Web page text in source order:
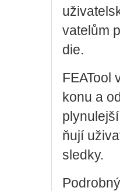
va­te­lům
die.
ko­nu a
ňují
sled­ky.